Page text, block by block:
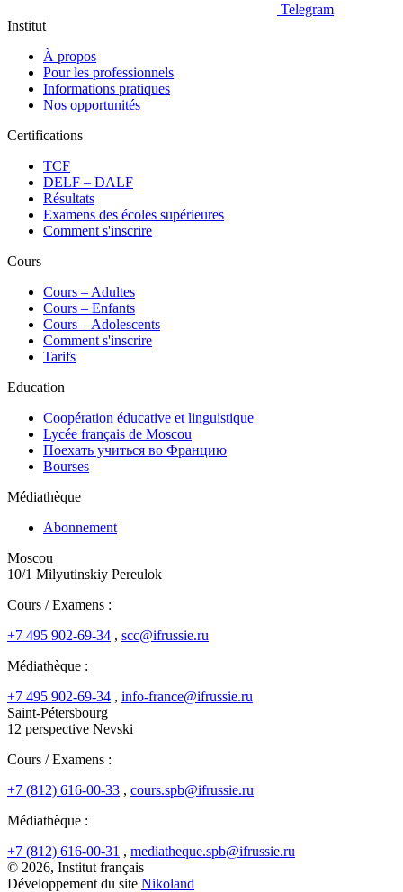
Telegram
Institut
À propos
Pour les professionnels
Informations pratiques
Nos opportunités
Certifications
TCF
DELF – DALF
Résultats
Examens des écoles supérieures
Comment s'inscrire
Cours
Сours – Adultes
Cours – Enfants
Cours – Adolescents
Comment s'inscrire
Tarifs
Education
Coopération éducative et linguistique
Lycée français de Moscou
Поехать учиться во Францию
Bourses
Médiathèque
Abonnement
Moscou
10/1 Milyutinskiy Pereulok
Cours / Examens :
+7 495 902-69-34 , scc@ifrussie.ru
Médiathèque :
+7 495 902-69-34 , info-france@ifrussie.ru
Saint-Pétersbourg
12 perspective Nevski
Cours / Examens :
+7 (812) 616-00-33 , cours.spb@ifrussie.ru
Médiathèque :
+7 (812) 616-00-31 , mediatheque.spb@ifrussie.ru
© 2026, Institut français
Développement du site Nikoland